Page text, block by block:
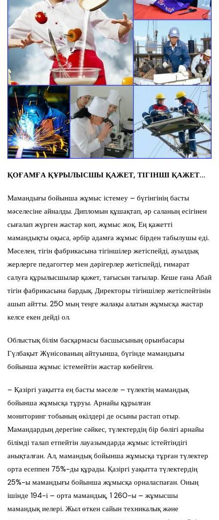
ҚОҒАМҒА ҚҰРЫЛЫСШЫ ҚАЖЕТ, ТІГІНШІ ҚАЖЕТ…
Мамандығы бойынша жұмыс істемеу – бүгінгінің басты
мәселесіне айналды. Дипломын құшақтап, әр саланың есігінен
сығалап жүрген жастар көп, жұмыс жоқ. Ең қажетті
мамандықты оқыса, әрбір адамға жұмыс бірден табылушы еді.
Мәселен, тігін фабрикасына тігіншілер жетіспейді, ауылдық
жерлерге педагогтер мен дәрігерлер жетіспейді, ғимарат
салуға құрылысшылар қажет, тағысын тағылар. Кеше ғана Абай
тігін фабрикасына бардық. Директоры тігіншілер жетіспейтінін
ашып айтты. 250 мың теңге жалақы алатын жұмысқа жастар
келсе екен дейді ол.
Облыстық білім басқармасы басшысының орынбасары
Гүлбақыт Жүнісованың айтуынша, бүгінде мамандығы
бойынша жұмыс істемейтін жастар көбейген.
– Қазіргі уақытта ең басты мәселе – түлектің мамандық
бойынша жұмысқа тұруы. Арнайы құрылған
мониторинг тобының өкілдері де осыны растап отыр.
Мамандардың дерегіне сәйкес, түлектердің бір бөлігі арнайы
білімді талап етпейтін лауазымдарда жұмыс істейтіндігі
анықталған. Ал, мамандық бойынша жұмысқа тұрған түлектер
орта есеппен 75%-ды құрады. Қазіргі уақытта түлектердің
25%-ы мамандығы бойынша жұмысқа орналаспаған. Оның
ішінде 194-і – орта мамандық, 1 260-ы – жұмысшы
мамандық иелері. Жыл өткен сайын техникалық және